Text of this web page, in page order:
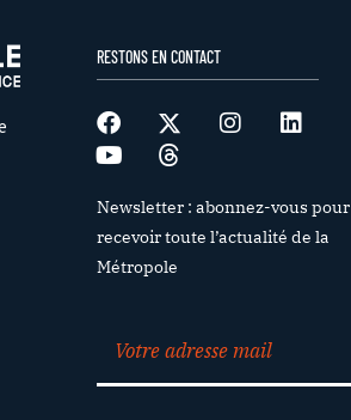
RESTONS EN CONTACT
Newsletter : abonnez-vous pour
recevoir toute l’actualité de la
Métropole